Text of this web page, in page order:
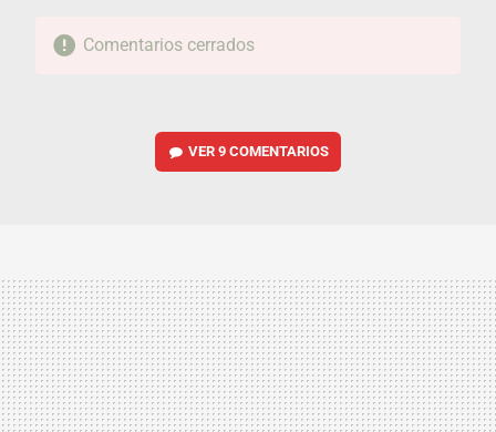
Comentarios cerrados
VER9 COMENTARIOS